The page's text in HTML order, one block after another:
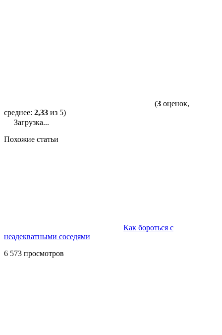
(3 оценок,
среднее: 2,33 из 5)
Загрузка...
Похожие статьи
Как бороться с
неадекватными соседями
6 573 просмотров